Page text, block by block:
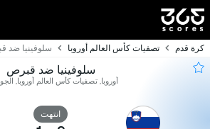
كرة قدم تصفيات كأس العالم أوروبا سلوفينيا ضد
سلوفينيا ضد قبرص
أوروبا, تصفيات كأس العالم أوروبا,
انتهت